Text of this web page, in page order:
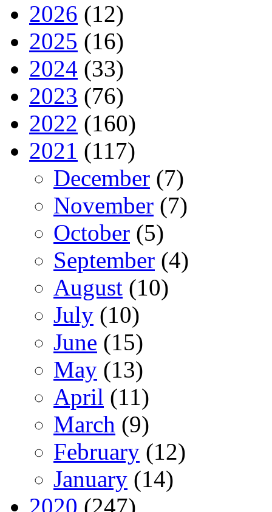
2026 (12)
2025 (16)
2024 (33)
2023 (76)
2022 (160)
2021 (117)
December (7)
November (7)
October (5)
September (4)
August (10)
July (10)
June (15)
May (13)
April (11)
March (9)
February (12)
January (14)
2020 (247)